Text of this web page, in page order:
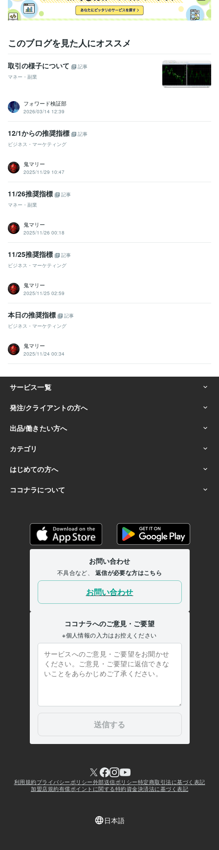
このブログを見た人にオススメ
取引の様子について
記事
マネー・副業
フォワード検証部
2026/03/14 12:39
12/1からの推奨指標
記事
ビジネス・マーケティング
鬼マリー
2025/11/29 10:47
11/26推奨指標
記事
マネー・副業
鬼マリー
2025/11/26 00:18
11/25推奨指標
記事
ビジネス・マーケティング
鬼マリー
2025/11/25 02:59
本日の推奨指標
記事
ビジネス・マーケティング
鬼マリー
2025/11/24 00:34